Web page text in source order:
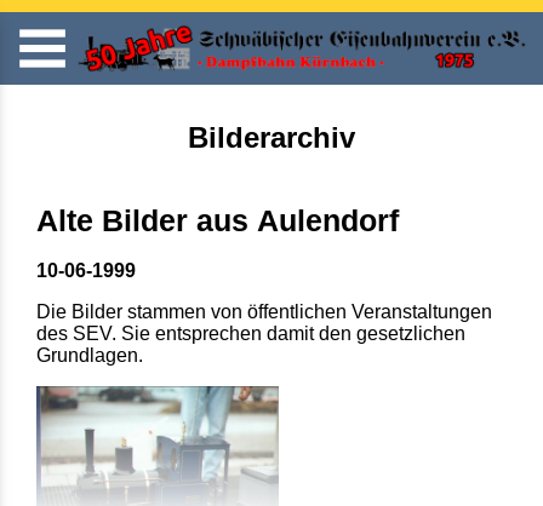
Bilderarchiv
Alte Bilder aus Aulendorf
10-06-1999
Die Bilder stammen von öffentlichen Veranstaltungen
des SEV. Sie entsprechen damit den gesetzlichen
Grundlagen.